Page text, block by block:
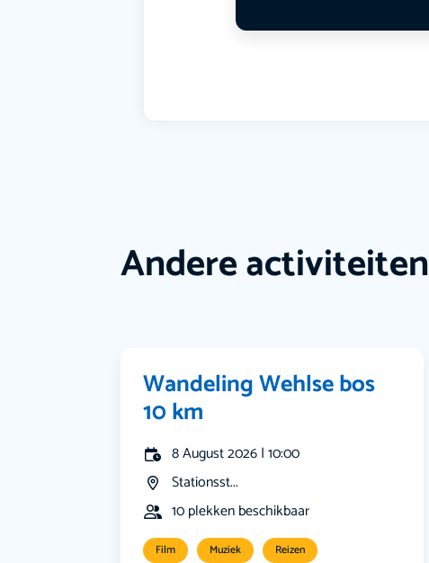
Andere activiteiten
Wandeling Wehlse bos
10 km
8 August 2026 | 10:00
Stationsst...
10 plekken beschikbaar
Film Muziek Reizen